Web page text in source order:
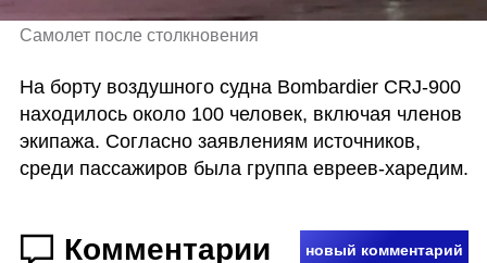
Самолет после столкновения
На борту воздушного судна Bombardier CRJ-900
находилось около 100 человек, включая членов
экипажа. Согласно заявлениям источников,
среди пассажиров была группа евреев-харедим.
Комментарии новый комментарий